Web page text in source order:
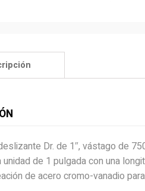
Dr. de 1″, vástago de
unidad de 1 pulgada con una
de acero cromo-vanadio